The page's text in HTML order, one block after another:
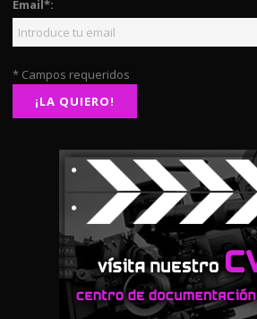
Email*:
* Campos requeridos